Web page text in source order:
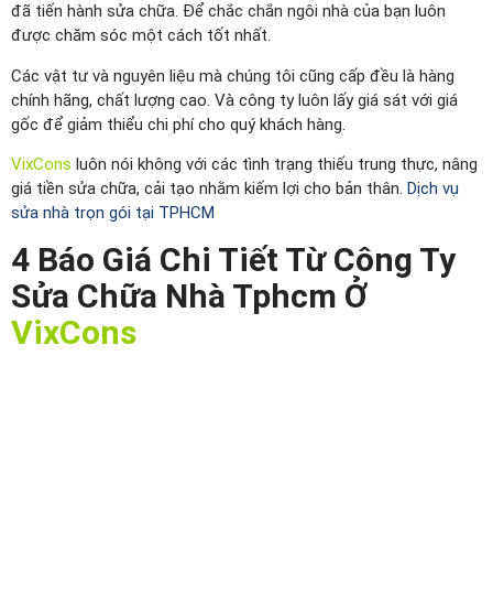
đã tiến hành sửa chữa. Để chắc chắn ngôi nhà của bạn luôn
được chăm sóc một cách tốt nhất.
Các vật tư và nguyên liệu mà chúng tôi cũng cấp đều là hàng
chính hãng, chất lượng cao. Và công ty luôn lấy giá sát với giá
gốc để giảm thiểu chi phí cho quý khách hàng.
VixCons luôn nói không với các tình trạng thiếu trung thực, nâng
giá tiền sửa chữa, cải tạo nhằm kiếm lợi cho bản thân. Dịch vụ
sửa nhà trọn gói tại TPHCM
4 Báo Giá Chi Tiết Từ Công Ty
Sửa Chữa Nhà Tphcm Ở
VixCons